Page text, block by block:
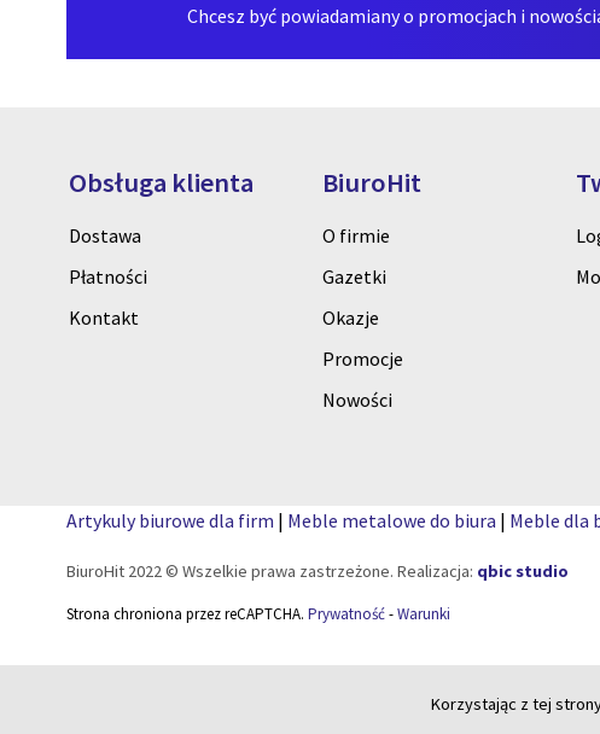
Chcesz być powiadamiany o promocjach i
Obsługa klienta
Dostawa
Płatności
Kontakt
BiuroHit
O firmie
Gazetki
Okazje
Promocje
Nowości
Artykuly biurowe dla firm | Meble metalowe do biura | Meble dla
BiuroHit 2022 © Wszelkie prawa zastrzeżone. Realizacja: qbic studio
Strona chroniona przez reCAPTCHA. Prywatność-Warunki
Korzystając z tej